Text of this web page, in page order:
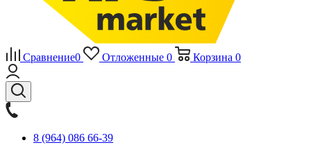
Сравнение0 Отложенные 0 Корзина 0
8 (964) 086 66-39